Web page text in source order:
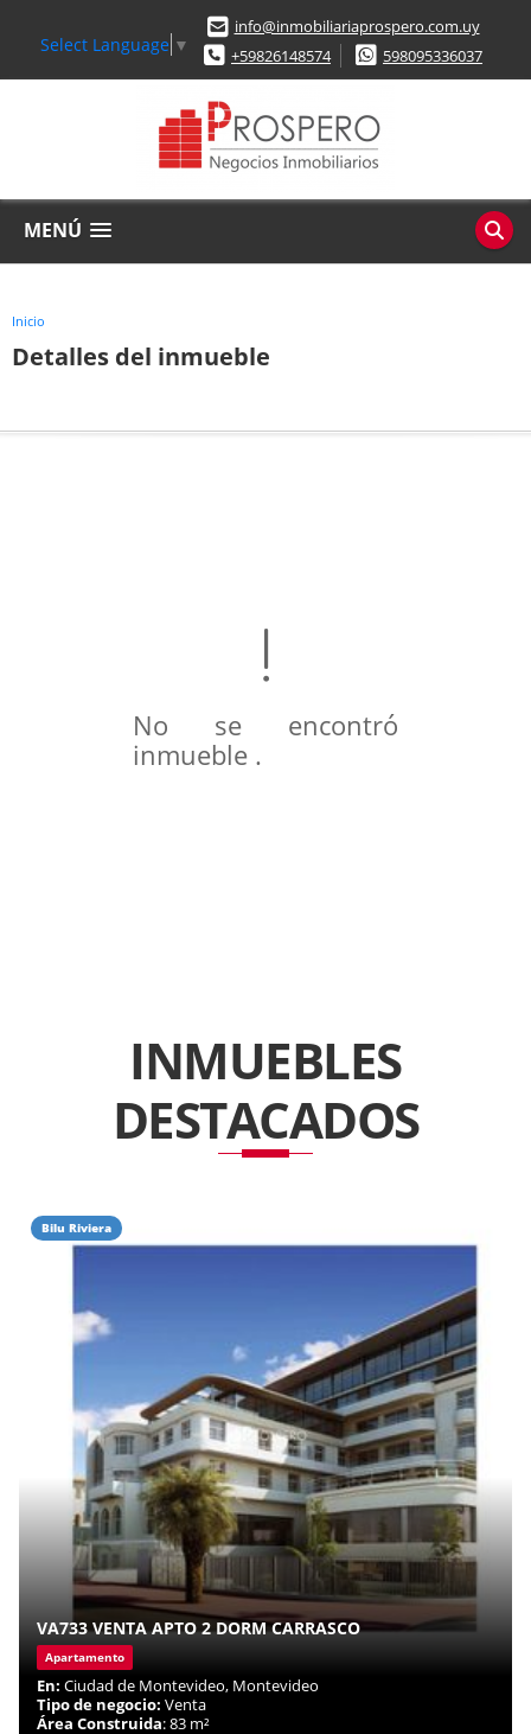
Select Language ▼
info@inmobiliariaprospero.com.uy
+59826148574
598095336037
MENÚ
Inicio
Detalles del inmueble
No se encontró
inmueble .
INMUEBLES
DESTACADOS
Bilu Riviera
VA733 VENTA APTO 2 DORM CARRASCO
Apartamento
En: Ciudad de Montevideo, Montevideo
Tipo de negocio: Venta
Área Construida: 83 m²